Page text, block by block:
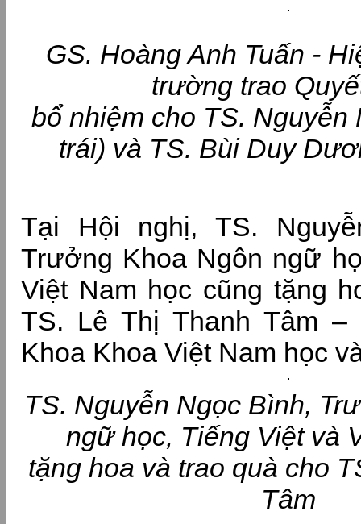
GS. Hoàng Anh Tuấn -
trường trao
bổ nhiệm cho TS. Nguyễn
trái) và TS. Bùi Duy
Tại Hội nghị, TS.
Trưởng Khoa Ngôn ngữ
Việt Nam học cũng tặng
TS. Lê Thị Thanh Tâm –
Khoa Khoa Việt Nam học
TS. Nguyễn Ngọc Bình,
ngữ học, Tiếng Việt và
tặng hoa và trao quà cho
Tâm